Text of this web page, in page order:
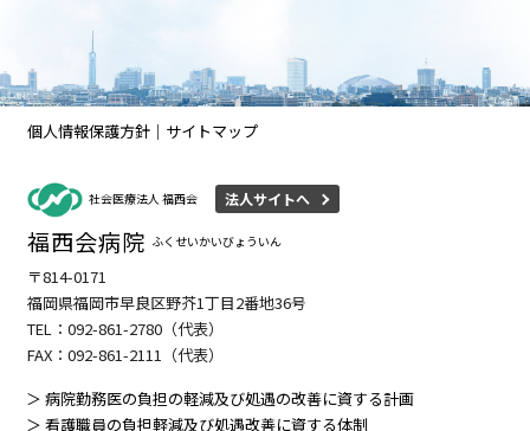
個人情報保護方針 サイトマップ
社会医療法人 福西会 法人サイトへ
福西会病院 ふくせいかいびょういん
〒814-0171
福岡県福岡市早良区野芥1丁目2番地36号
TEL：092-861-2780 （代表）
FAX：092-861-2111（代表）
＞ 病院勤務医の負担の軽減及び処遇の改善に資する計画
＞ 看護職員の負担軽減及び処遇改善に資する体制